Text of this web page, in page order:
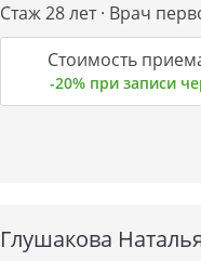
Стаж 28 лет · Врач
Стоимость
-20% при записи
Глушакова